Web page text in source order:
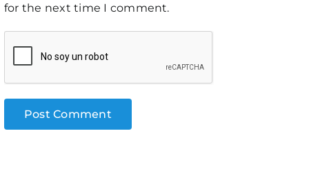
for the next time I comment.